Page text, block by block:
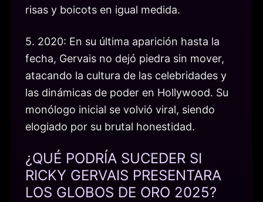
risas y boicots en igual medida.
5. 2020: En su última aparición hasta la
fecha, Gervais no dejó piedra sin mover,
atacando la cultura de las celebridades y
las dinámicas de poder en Hollywood. Su
monólogo inicial se volvió viral, siendo
elogiado por su brutal honestidad.
¿QUÉ PODRÍA SUCEDER SI
RICKY GERVAIS PRESENTARA
LOS GLOBOS DE ORO 2025?